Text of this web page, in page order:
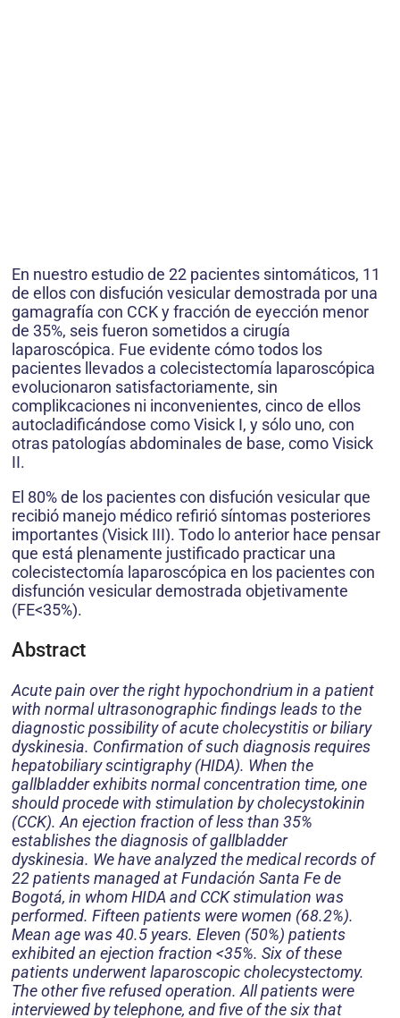
En nuestro estudio de 22 pacientes sintomáticos, 11
de ellos con disfución vesicular demostrada por una
gamagrafía con CCK y fracción de eyección menor
de 35%, seis fueron sometidos a cirugía
laparoscópica. Fue evidente cómo todos los
pacientes llevados a colecistectomía laparoscópica
evolucionaron satisfactoriamente, sin
complikcaciones ni inconvenientes, cinco de ellos
autocladificándose como Visick I, y sólo uno, con
otras patologías abdominales de base, como Visick
II.
El 80% de los pacientes con disfución vesicular que
recibió manejo médico refirió síntomas posteriores
importantes (Visick III). Todo lo anterior hace pensar
que está plenamente justificado practicar una
colecistectomía laparoscópica en los pacientes con
disfunción vesicular demostrada objetivamente
(FE<35%).
Abstract
Acute pain over the right hypochondrium in a patient
with normal ultrasonographic findings leads to the
diagnostic possibility of acute cholecystitis or biliary
dyskinesia. Confirmation of such diagnosis requires
hepatobiliary scintigraphy (HIDA). When the
gallbladder exhibits normal concentration time, one
should procede with stimulation by cholecystokinin
(CCK). An ejection fraction of less than 35%
establishes the diagnosis of gallbladder
dyskinesia. We have analyzed the medical records of
22 patients managed at Fundación Santa Fe de
Bogotá, in whom HIDA and CCK stimulation was
performed. Fifteen patients were women (68.2%).
Mean age was 40.5 years. Eleven (50%) patients
exhibited an ejection fraction <35%. Six of these
patients underwent laparoscopic cholecystectomy.
The other five refused operation. All patients were
interviewed by telephone, and five of the six that